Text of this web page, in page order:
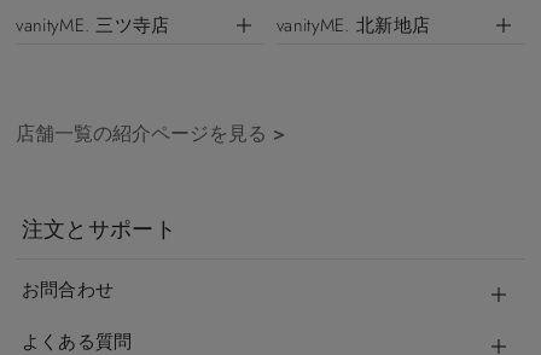
vanityME. 三ツ寺店 vanityME. 北新地店
店舗一覧の紹介ページを見る >
注文とサポート
お問合わせ
よくある質問